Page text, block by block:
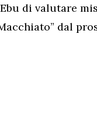
di valutare
dal